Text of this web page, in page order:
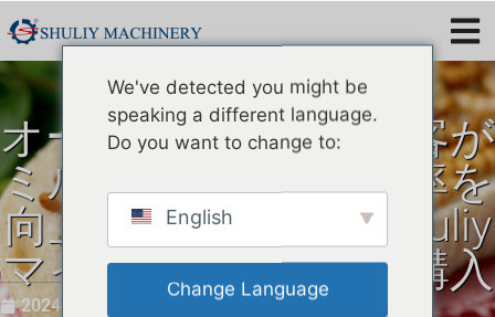
オーストラリアの顧客が
ミルワームの乾燥効率を
向上させるために Shuliy
マイクロ波乾燥機を購入
2024 年 7 月 11 日
We've detected you might be
speaking a different language.
Do you want to change to:
English
Change Language